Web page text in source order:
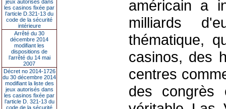
jeux autorisés dans
les casinos fixée par
l’article D.321-13 du
code de la sécurité
intérieure
Arrêté du 30
décembre 2014
modifiant les
dispositions de
l’arrêté du 14 mai
2007
Décret no 2014-1726
du 30 décembre 2014
modifiant la liste des
jeux autorisés dans
les casinos fixée par
l’article D. 321-13 du
code de la sécurité
américain a
milliards
thématique,
casinos, des
centres
des congrès